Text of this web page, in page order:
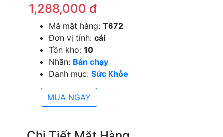
1,288,000 đ
Mã mặt hàng: T672
Đơn vị tính: cái
Tồn kho: 10
Nhãn: Bán chạy
Danh mục: Sức Khỏe
MUA NGAY